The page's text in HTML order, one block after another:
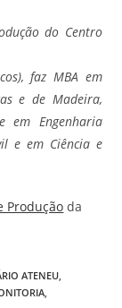
do Centro
faz MBA em
e de Madeira,
em Engenharia
e em Ciência e
Produção da
ATENEU,
,